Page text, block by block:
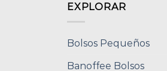
EXPLORAR
Bolsos Pequeños
Banoffee Bolsos